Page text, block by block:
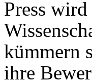
Press
kümmern
ihre